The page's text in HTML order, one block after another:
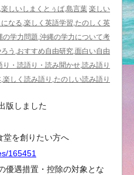
しいしまくとぅば,島言葉 楽しい
なる,楽しく英語学習,たのしく英
の学力問題,沖縄の学力について考
う,おすすめ自由研究,面白い自由
り・読語り・読み聞かせ,読み語り
楽しく読み語り,たのしい読み語り
版しました
堂を創りたい方へ
165451
優遇措置・控除の対象とな